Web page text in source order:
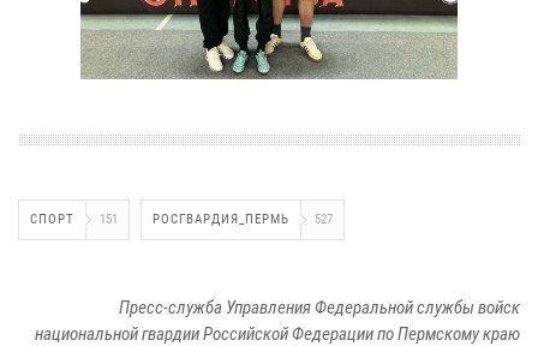
СПОРТ 151 РОСГВАРДИЯ_ПЕРМЬ 527
Пресс-служба Управления Федеральной службы войск
национальной гвардии Российской Федерации по Пермскому краю